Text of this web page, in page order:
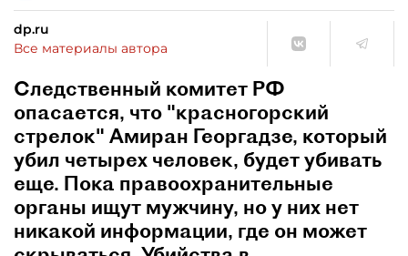
dp.ru
Все материалы автора
Следственный комитет РФ
опасается, что "красногорский
стрелок" Амиран Георгадзе, который
убил четырех человек, будет убивать
еще. Пока правоохранительные
органы ищут мужчину, но у них нет
никакой информации, где он может